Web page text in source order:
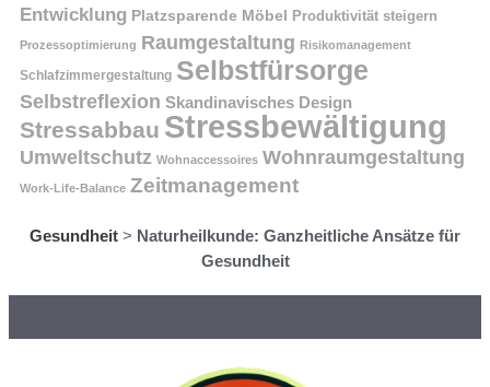
Entwicklung Platzsparende Möbel Produktivität steigern
Prozessoptimierung Raumgestaltung Risikomanagement
Schlafzimmergestaltung Selbstfürsorge
Selbstreflexion Skandinavisches Design
Stressabbau Stressbewältigung
Umweltschutz Wohnaccessoires Wohnraumgestaltung
Work-Life-Balance Zeitmanagement
Gesundheit > Naturheilkunde: Ganzheitliche Ansätze für
Gesundheit